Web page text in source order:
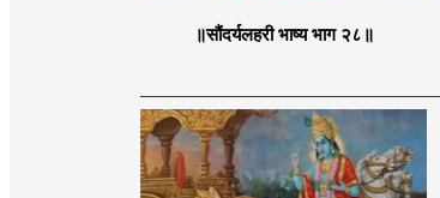
॥सौंदर्यलहरी भाष्य भाग २८॥